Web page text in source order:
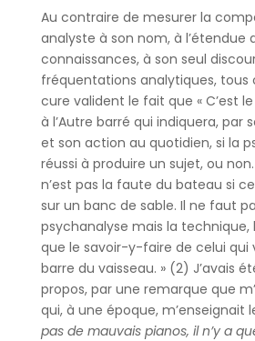
Au contraire de mesurer la
analyste à son nom, à l’étendue
connaissances, à son seul
fréquentations analytiques, tous
cure valident le fait que « C’est
à l’Autre barré qui indiquera, par
et son action au quotidien, si la
réussi à produire un sujet, ou non.
n’est pas la faute du bateau si
sur un banc de sable. Il ne faut
psychanalyse mais la technique,
que le savoir-y-faire de celui qui
barre du vaisseau. » (2) J’avais
propos, par une remarque que
qui, à une époque, m’enseignait
pas de mauvais pianos, il n’y a